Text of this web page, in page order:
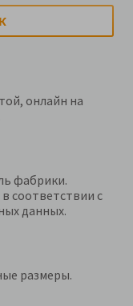
онлайн на
фабрики.
соответствии с
данных.
размеры.